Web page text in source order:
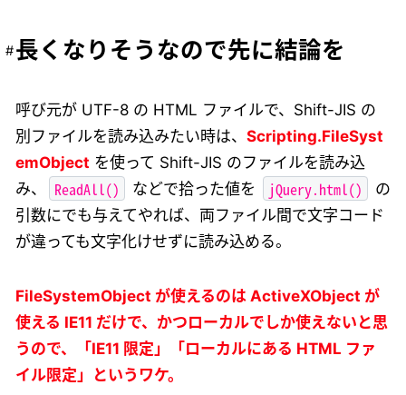
長くなりそうなので先に結論を
呼び元が UTF-8 の HTML ファイルで、Shift-JIS の
別ファイルを読み込みたい時は、 Scripting.FileSyst
emObject を使って Shift-JIS のファイルを読み込
み、
ReadAll() などで拾った値を jQuery.html()
の
引数にでも与えてやれば、両ファイル間で文字コード
が違っても文字化けせずに読み込める。
FileSystemObject が使えるのは ActiveXObject が
使える IE11 だけで、かつローカルでしか使えないと思
うので、「IE11 限定」「ローカルにある HTML ファ
イル限定」というワケ。